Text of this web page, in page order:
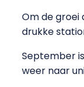
Om de groei
drukke
September
weer naar